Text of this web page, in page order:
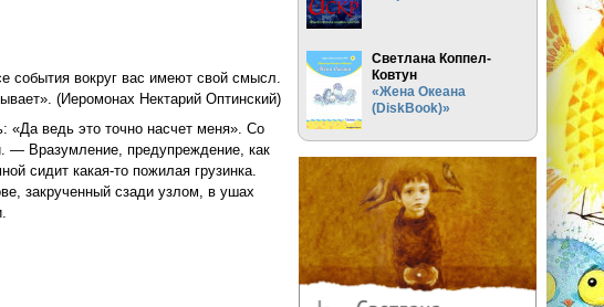
события вокруг вас имеют свой смысл.
(Иеромонах Нектарий Оптинский)
«Да ведь это точно насчет меня». Со
— Вразумление, предупреждение, как
сидит какая-то пожилая грузинка.
закрученный сзади узлом, в ушах
Светлана Коппел-
Ковтун
«Жена Океана
(DiskBook)»